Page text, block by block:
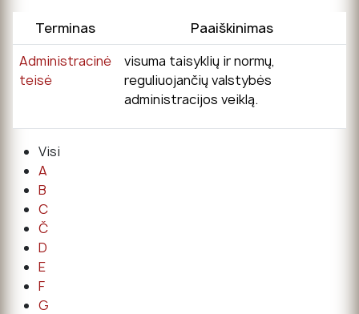
Terminas
Paaiškinimas
Administracinė
teisė
visuma taisyklių ir normų,
reguliuojančių valstybės
administracijos veiklą.
Visi
A
B
C
Č
D
E
F
G